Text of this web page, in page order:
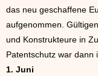
das neu geschaffene
aufgenommen.
und Konstrukteure in
Patentschutz war dann
1. Juni